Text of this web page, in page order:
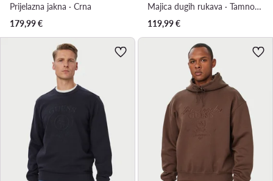
Prijelazna jakna · Crna
179,99€
Majica dugih rukava · Tamnoplava
119,99€